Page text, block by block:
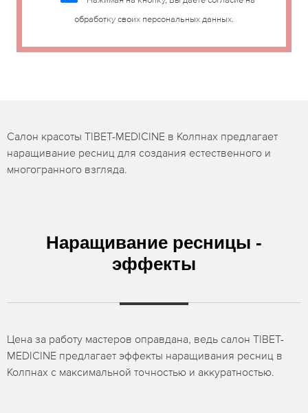
обработку своих персональных данных.
Салон красоты TIBET-MEDICINE в Колпнах предлагает
наращивание ресниц для создания естественного и
многогранного взгляда.
Наращивание ресницы -
эффекты
Цена за работу мастеров оправдана, ведь салон TIBET-
MEDICINE предлагает эффекты наращивания ресниц в
Колпнах с максимальной точностью и аккуратностью.